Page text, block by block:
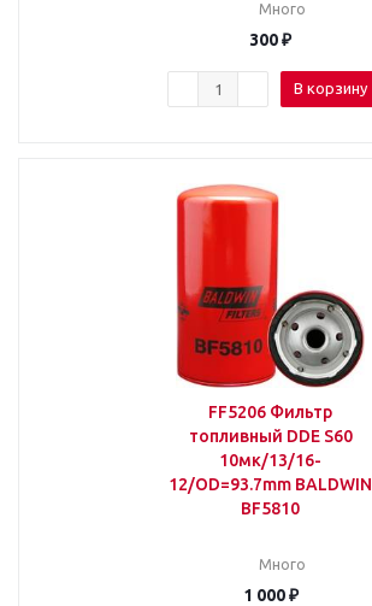
Много
300₽
В корзину
FF5206 Фильтр
топливный DDE S60
10мк/13/16-
12/OD=93.7mm BALDWIN
BF5810
Много
1 000₽